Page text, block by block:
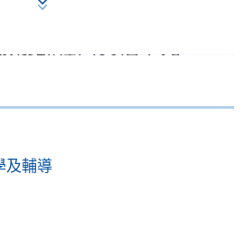
供網上服務，如學員就讀的課
靈」(PPS) (不適用於手機)、
微信支付」(Online WeChat
Alipay) 或 「轉數快」(FPS)
及輔導